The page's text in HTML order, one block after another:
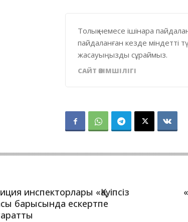
Толық немесе ішінара
пайдаланған кезде міндетті
жасауыңызды сұраймыз.
САЙТ ӘКІМШІЛІГІ
инспекторлары «Қауіпсіз
барысында ескертпе